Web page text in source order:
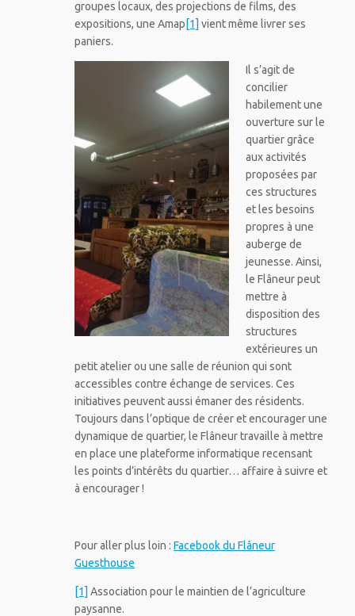
groupes locaux, des projections de films, des
expositions, une Amap [1] vient même livrer ses
paniers.
Il s’agit de
concilier
habilement une
ouverture sur le
quartier grâce
aux activités
proposées par
ces structures
et les besoins
propres à une
auberge de
jeunesse. Ainsi,
le Flâneur peut
mettre à
disposition des
structures
extérieures un
petit atelier ou une salle de réunion qui sont
accessibles contre échange de services. Ces
initiatives peuvent aussi émaner des résidents.
Toujours dans l’optique de créer et encourager une
dynamique de quartier, le Flâneur travaille à mettre
en place une plateforme informatique recensant
les points d’intérêts du quartier… affaire à suivre et
à encourager !
Pour aller plus loin : Facebook du Flâneur
Guesthouse
[1] Association pour le maintien de l’agriculture
paysanne.